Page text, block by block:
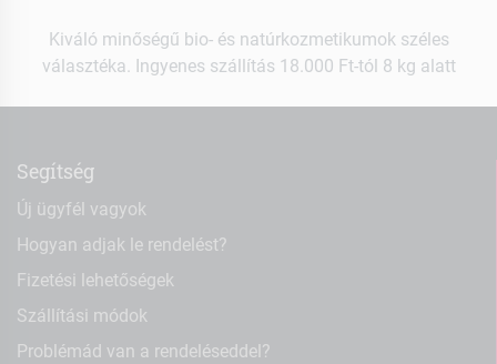
Kiváló minőségű bio- és natúrkozmetikumok széles
választéka. Ingyenes szállítás 18.000 Ft-tól 8 kg alatt
Segítség
Új ügyfél vagyok
Hogyan adjak le rendelést?
Fizetési lehetőségek
Szállítási módok
Problémád van a rendeléseddel?